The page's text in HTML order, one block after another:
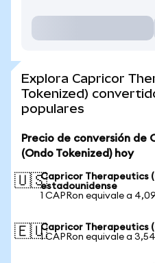
Explora Capricor
Tokenized)
populares
Precio de conversión de
(Ondo Tokenized) hoy
🇺🇸Capricor Therapeutics
estadounidense
1 CAPRon equivale a
🇪🇺Capricor Therapeutics
1 CAPRon equivale a